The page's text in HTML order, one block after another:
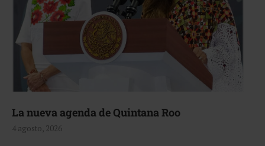
La nueva agenda de Quintana Roo
4 agosto, 2026